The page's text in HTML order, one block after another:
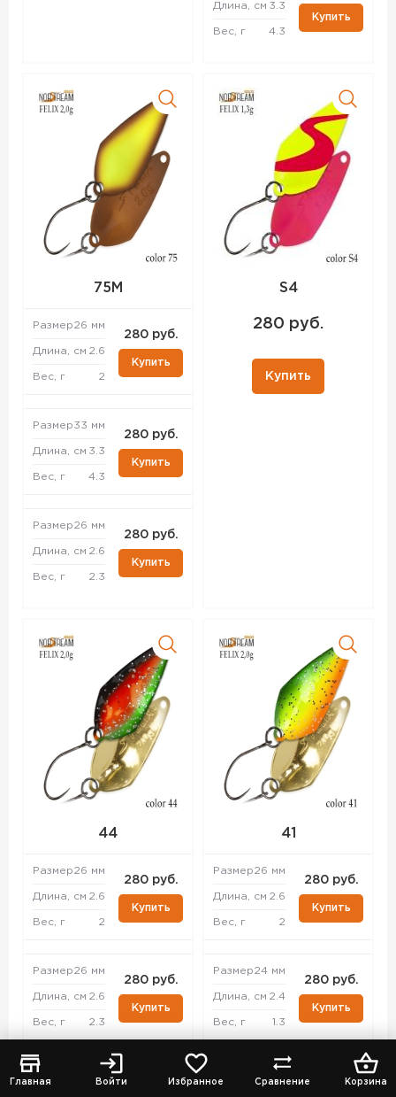
Главная Войти Избранное Сравнение Корзина
Длина, см 3.3
Вес, г 4.3
Купить
75M
Размер26 мм
Длина, см 2.6
Вес, г 2
280 руб.
Купить
Размер33 мм
Длина, см 3.3
Вес, г 4.3
280 руб.
Купить
Размер26 мм
Длина, см 2.6
Вес, г 2.3
280 руб.
Купить
S4
280 руб.
Купить
44
Размер26 мм
Длина, см 2.6
Вес, г 2
280 руб.
Купить
Размер26 мм
Длина, см 2.6
Вес, г 2.3
280 руб.
Купить
Размер
280 руб.
41
Размер26 мм
Длина, см 2.6
Вес, г 2
280 руб.
Купить
Размер24 мм
Длина, см 2.4
Вес, г 1.3
280 руб.
Купить
26 мм
280 руб.